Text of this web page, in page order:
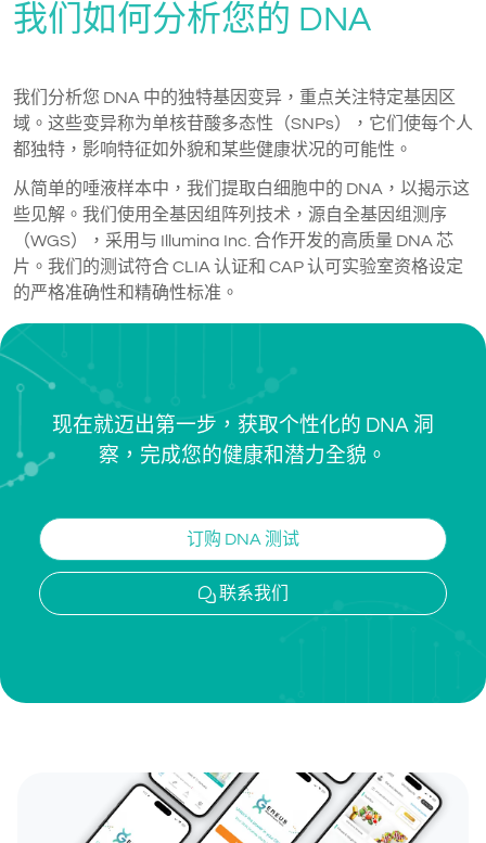
我们如何分析您的 DNA
我们分析您 DNA 中的独特基因变异，重点关注特定基因区
域。这些变异称为单核苷酸多态性（SNPs），它们使每个人
都独特，影响特征如外貌和某些健康状况的可能性。
从简单的唾液样本中，我们提取白细胞中的 DNA，以揭示这
些见解。我们使用全基因组阵列技术，源自全基因组测序
（WGS），采用与 Illumina Inc. 合作开发的高质量 DNA 芯
片。我们的测试符合 CLIA 认证和 CAP 认可实验室资格设定
的严格准确性和精确性标准。
现在就迈出第一步，获取个性化的 DNA 洞
察，完成您的健康和潜力全貌。
订购 DNA 测试
联系我们